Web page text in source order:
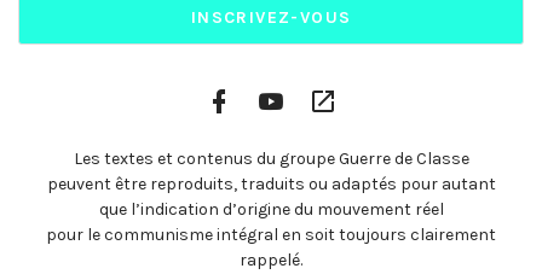
Facebook
Profile
YouTube
Channel
Les textes et contenus du groupe Guerre de Classe
peuvent être reproduits, traduits ou adaptés pour autant
que l’indication d’origine du mouvement réel
pour le communisme intégral en soit toujours clairement
rappelé.